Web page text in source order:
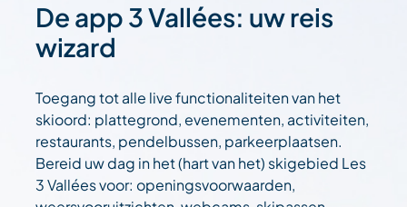
De app 3 Vallées: uw reis
wizard
Toegang tot alle live functionaliteiten van het
skioord: plattegrond, evenementen, activiteiten,
restaurants, pendelbussen, parkeerplaatsen.
Bereid uw dag in het (hart van het) skigebied Les
3 Vallées voor: openingsvoorwaarden,